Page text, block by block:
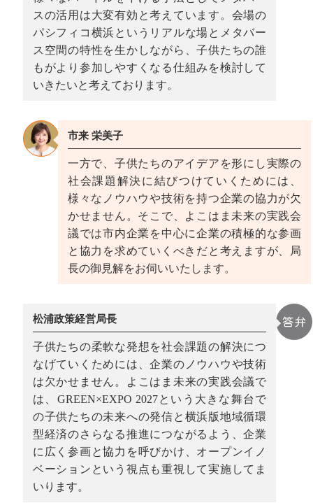
スの活用は大変有効と考えています。会場の
パシフィコ横浜というリアルな場とメタバー
ス空間の特性を生かしながら、子供たちの誰
もがより参加しやすくなる仕組みを検討して
いきたいと考えております。
市来 栄美子
一方で、子供たちのアイデアを形にし実際の
社会課題解決に結びつけていくためには、
様々なノウハウや技術を持つ企業の協力が欠
かせません。そこで、よこはま未来の実践会
議では市内企業を中心に企業の積極的な参画
と協力を求めていくべきだと考えますが、局
長の御見解をお伺いいたします。
松浦政策経営局長
子供たちの柔軟な発想を社会課題の解決につ
なげていくためには、企業のノウハウや技術
は欠かせません。よこはま未来の実践会議で
は、GREEN×EXPO 2027という大きな舞台で
の子供たちの未来への発信と横浜版地域循環
型経済のさらなる推進につながるよう、企業
に広く参画と協力を呼びかけ、オープンイノ
ベーションという視点も重視して実施してま
いります。